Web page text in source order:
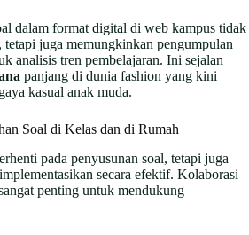
dalam format digital di web kampus tidak
tetapi juga memungkinkan pengumpulan
analisis tren pembelajaran. Ini sejalan
panjang di dunia fashion yang kini
kasual anak muda.
Soal di Kelas dan di Rumah
pada penyusunan soal, tetapi juga
secara efektif. Kolaborasi
penting untuk mendukung